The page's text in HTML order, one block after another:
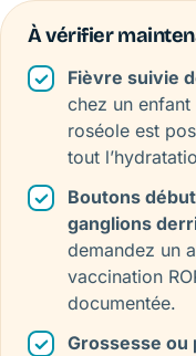
À vérifier
Fièvre suivie
chez un
roséole est
tout
Boutons
ganglions
demandez un
vaccination
documentée.
Grossesse ou